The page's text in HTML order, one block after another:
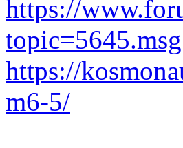
https://
https://
m6-5/